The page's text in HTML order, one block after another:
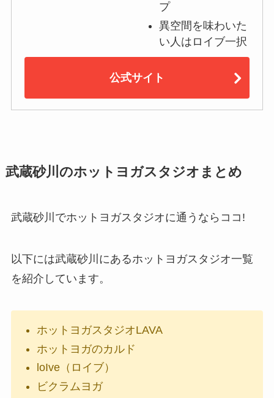
プ
異空間を味わいた
い人はロイブ一択
公式サイト
武蔵砂川のホットヨガスタジオまとめ
武蔵砂川でホットヨガスタジオに通うならココ!
以下には武蔵砂川にあるホットヨガスタジオ一覧
を紹介しています。
ホットヨガスタジオLAVA
ホットヨガのカルド
loIve（ロイブ）
ビクラムヨガ